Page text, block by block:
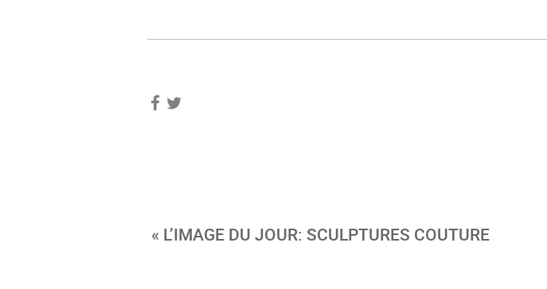
« L’IMAGE DU JOUR: SCULPTURES COUTURE